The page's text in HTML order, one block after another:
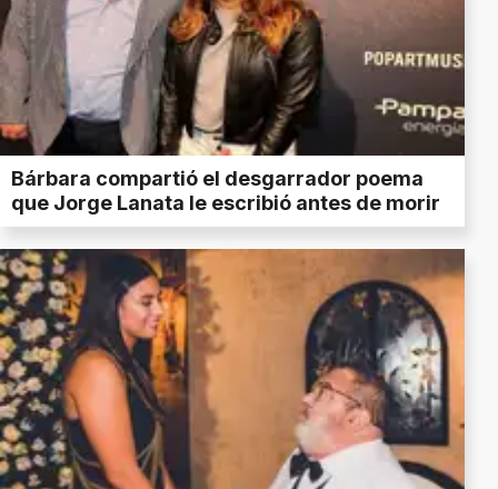
Bárbara compartió el desgarrador poema
que Jorge Lanata le escribió antes de morir